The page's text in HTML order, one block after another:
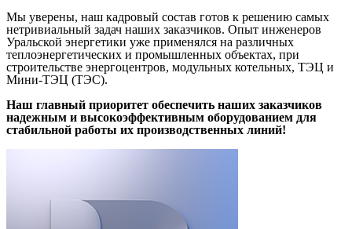
Мы уверены, наш кадровый состав готов к решению самых
нетривиальный задач наших заказчиков. Опыт инженеров
Уральской энергетики уже применялся на различных
теплоэнергетических и промышленных объектах, при
строительстве энергоцентров, модульных котельных, ТЭЦ и
Мини-ТЭЦ (ТЭС).
Наш главный приоритет обеспечить наших заказчиков
надежным и высокоэффективным оборудованием для
стабильной работы их производственных линий!